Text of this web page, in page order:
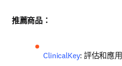
推薦商品：
ClinicalKey: 評估和應